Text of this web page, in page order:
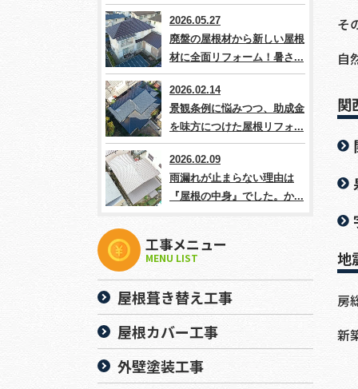
そ
自
関
地
房
新
2026.05.27
廃盤の屋根材から新しい屋根
材に全面リフォーム！暑さ...
2026.02.14
景観条例に悩みつつ、助成金
を味方につけた屋根リフォ...
2026.02.09
雨漏れが止まらない理由は
『屋根の中身』でした。か...
工事メニュー
MENU LIST
屋根葺き替え工事
屋根カバー工事
外壁塗装工事